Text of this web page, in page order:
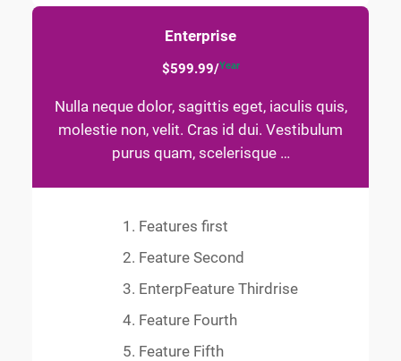
Enterprise
$599.99/Year
Nulla neque dolor, sagittis eget, iaculis quis,
molestie non, velit. Cras id dui. Vestibulum
purus quam, scelerisque …
Features first
Feature Second
EnterpFeature Thirdrise
Feature Fourth
Feature Fifth